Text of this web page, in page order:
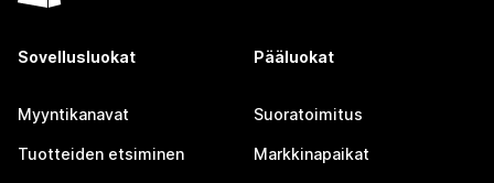
Sovellusluokat
Myyntikanavat
Tuotteiden etsiminen
Pääluokat
Suoratoimitus
Markkinapaikat